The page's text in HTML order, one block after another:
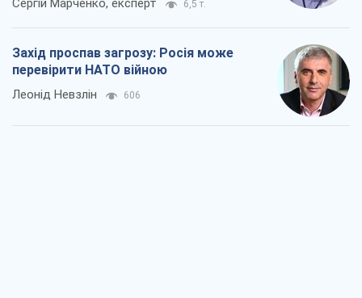
Сергій Марченко, експерт 6,5 т.
Захід проспав загрозу: Росія може
перевірити НАТО війною
Леонід Невзлін 606